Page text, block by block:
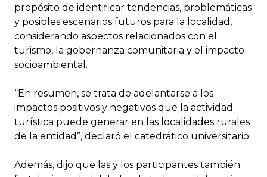
propósito de identificar tendencias, problemáticas
y posibles escenarios futuros para la localidad,
considerando aspectos relacionados con el
turismo, la gobernanza comunitaria y el impacto
socioambiental.
“En resumen, se trata de adelantarse a los
impactos positivos y negativos que la actividad
turística puede generar en las localidades rurales
de la entidad”, declaró el catedrático universitario.
Además, dijo que las y los participantes también